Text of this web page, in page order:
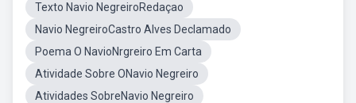
Texto Navio NegreiroRedaçao
Navio NegreiroCastro Alves Declamado
Poema O NavioNrgreiro Em Carta
Atividade Sobre ONavio Negreiro
Atividades SobreNavio Negreiro